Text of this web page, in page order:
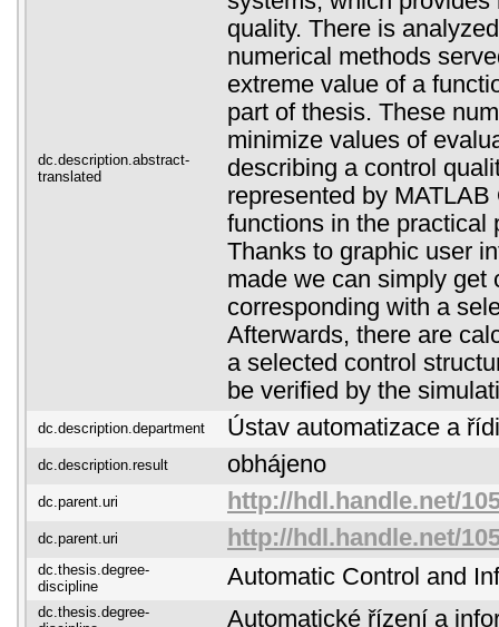
dc.description.abstract-
translated
quality. There is
numerical methods
extreme value of a
part of thesis. These
minimize values of
describing a control
represented by
functions in the practical
Thanks to graphic user
made we can simply get
corresponding with a
Afterwards, there are
a selected control
be verified by the
dc.description.department Ústav automatizace a
dc.description.result obhájeno
dc.parent.uri http://hdl.handle.net/
dc.parent.uri http://hdl.handle.net/
dc.thesis.degree-
discipline
Automatic Control and
dc.thesis.degree-
Automatické řízení a